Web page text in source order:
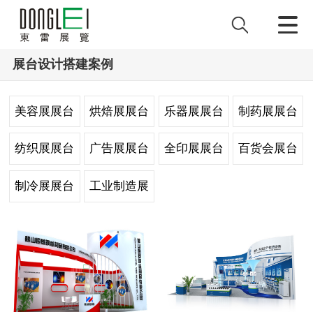
展台设计搭建案例
美容展展台
设计
烘焙展展台
设计
乐器展展台
设计
制药展展台
设计
纺织展展台
设计
广告展展台
设计
全印展展台 百货会展台
制冷展展台 工业制造展